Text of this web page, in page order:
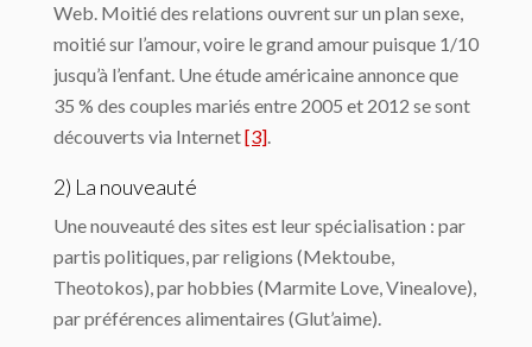
Web. Moitié des relations ouvrent sur un plan sexe,
moitié sur l’amour, voire le grand amour puisque 1/10
jusqu’à l’enfant. Une étude américaine annonce que
35 % des couples mariés entre 2005 et 2012 se sont
découverts via Internet[3].
2) La nouveauté
Une nouveauté des sites est leur spécialisation : par
partis politiques, par religions (Mektoube,
Theotokos), par hobbies (Marmite Love, Vinealove),
par préférences alimentaires (Glut’aime).